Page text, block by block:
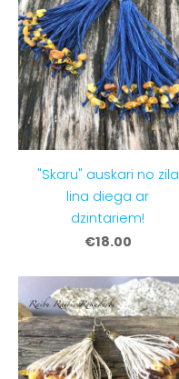
"Skaru" auskari no zila
lina diega ar
dzintariem!
€18.00